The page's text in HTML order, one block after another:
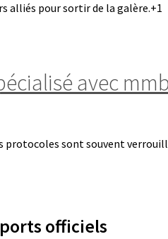
alliés pour sortir de la galère.+1
avec
protocoles sont souvent
officiels